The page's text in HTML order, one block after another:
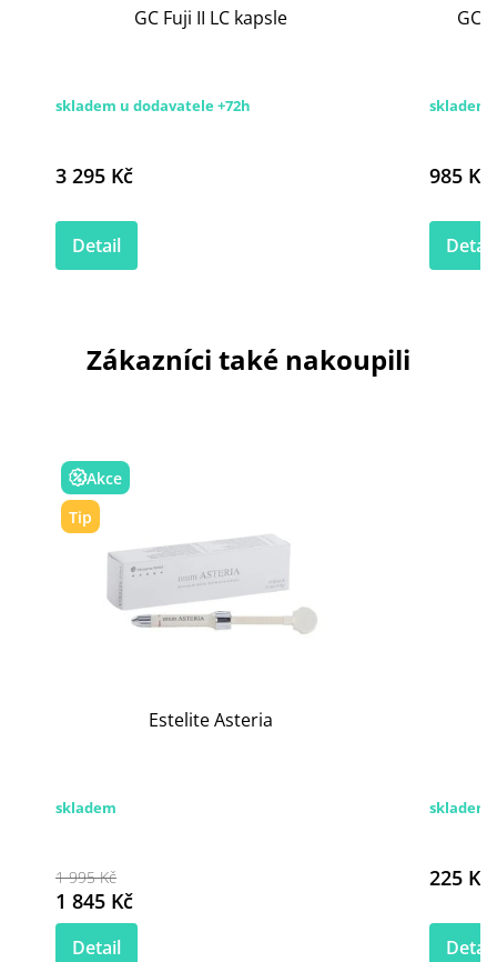
GC Fuji II LC kapsle
skladem u dodavatele +72h
3 295 Kč
Detail
GC
skladem
985 Kč
Detail
Zákazníci také nakoupili
Akce
Tip
Estelite Asteria
skladem
1 995 Kč
1 845 Kč
Detail
skladem
225 Kč
Detail